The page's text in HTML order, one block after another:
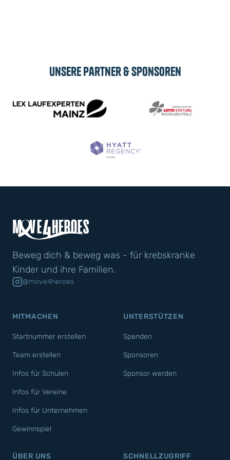
Unsere Partner & Sponsoren
Beweg dich & beweg was - für krebskranke
Kinder und ihre Familien.
@move4heroes
MITMACHEN
Startnummer erstellen
Team erstellen
Infos für Schulen
Infos für Vereine
Infos für Unternehmen
Gewinnspiel
UNTERSTÜTZEN
Spenden
Sponsoren
Sponsor werden
ÜBER UNS SCHNELLZUGRIFF